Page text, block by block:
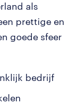
als
prettige en
goede sfeer
bedrijf